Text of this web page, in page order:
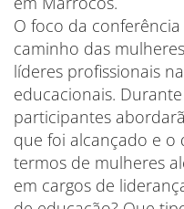
O foco da
caminho das
líderes profissionais
educacionais.
participantes
que foi alcançado e o
termos de mulheres
em cargos de